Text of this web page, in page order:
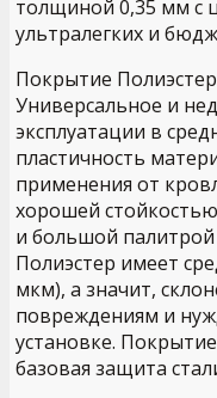
толщиной 0,35 мм с
ультралегких и
Покрытие
Универсальное и
эксплуатации в
пластичность
применения от
хорошей
и большой палитрой
Полиэстер имеет
мкм), а значит,
повреждениям и
установке.
базовая защита